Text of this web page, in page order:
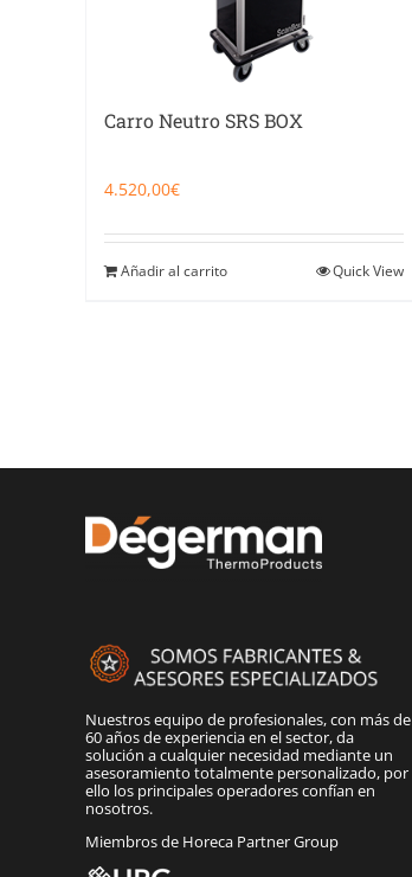
Carro Neutro SRS BOX
4.520,00€
Añadir al carrito Quick View
Nuestros equipo de profesionales, con más de
60 años de experiencia en el sector, da
solución a cualquier necesidad mediante un
asesoramiento totalmente personalizado, por
ello los principales operadores confían en
nosotros.
Miembros de Horeca Partner Group